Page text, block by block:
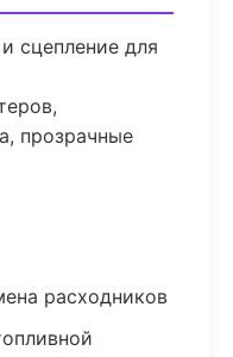
сцепление для
прозрачные
расходников